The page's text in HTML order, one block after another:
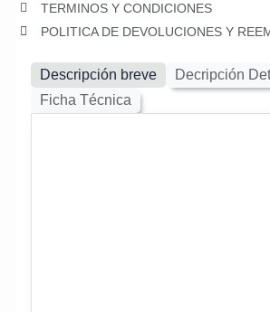
TERMINOS Y CONDICIONES
POLITICA DE DEVOLUCIONES Y
Descripción breve
Decripción
Ficha Técnica